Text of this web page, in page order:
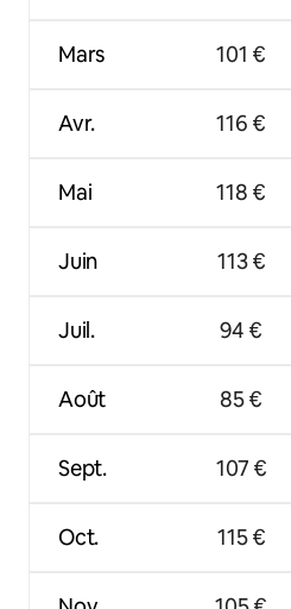
Mars
Avr.
Mai
Juin
Juil.
Août
Sept.
Oct.
101 €
116 €
118 €
113 €
94 €
85 €
107 €
115 €